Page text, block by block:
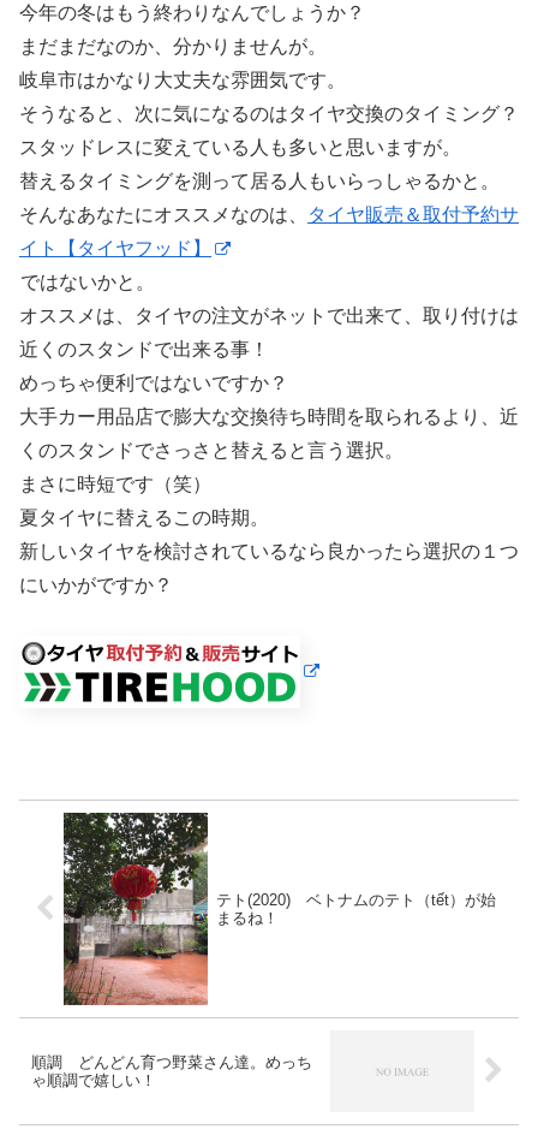
今年の冬はもう終わりなんでしょうか？
まだまだなのか、分かりませんが。
岐阜市はかなり大丈夫な雰囲気です。
そうなると、次に気になるのはタイヤ交換のタイミング？
スタッドレスに変えている人も多いと思いますが。
替えるタイミングを測って居る人もいらっしゃるかと。
そんなあなたにオススメなのは、
タイヤ販売＆取付予約サ
イト【タイヤフッド】
ではないかと。
オススメは、タイヤの注文がネットで出来て、取り付けは
近くのスタンドで出来る事！
めっちゃ便利ではないですか？
大手カー用品店で膨大な交換待ち時間を取られるより、近
くのスタンドでさっさと替えると言う選択。
まさに時短です（笑）
夏タイヤに替えるこの時期。
新しいタイヤを検討されているなら良かったら選択の１つ
にいかがですか？
テト(2020) ベトナムのテト（tết）が始
まるね！
順調 どんどん育つ野菜さん達。めっち
ゃ順調で嬉しい！